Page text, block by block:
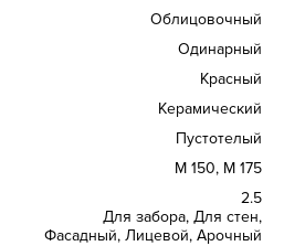
Облицовочный
Одинарный
Красный
Керамический
Пустотелый
М 150, М 175
2.5
Для забора, Для стен,
Фасадный, Лицевой, Арочный